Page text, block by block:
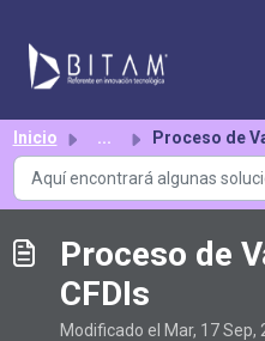
Inicio ... Proceso de Validación de
Proceso de
CFDIs
Modificado el Mar, 17 Sep,